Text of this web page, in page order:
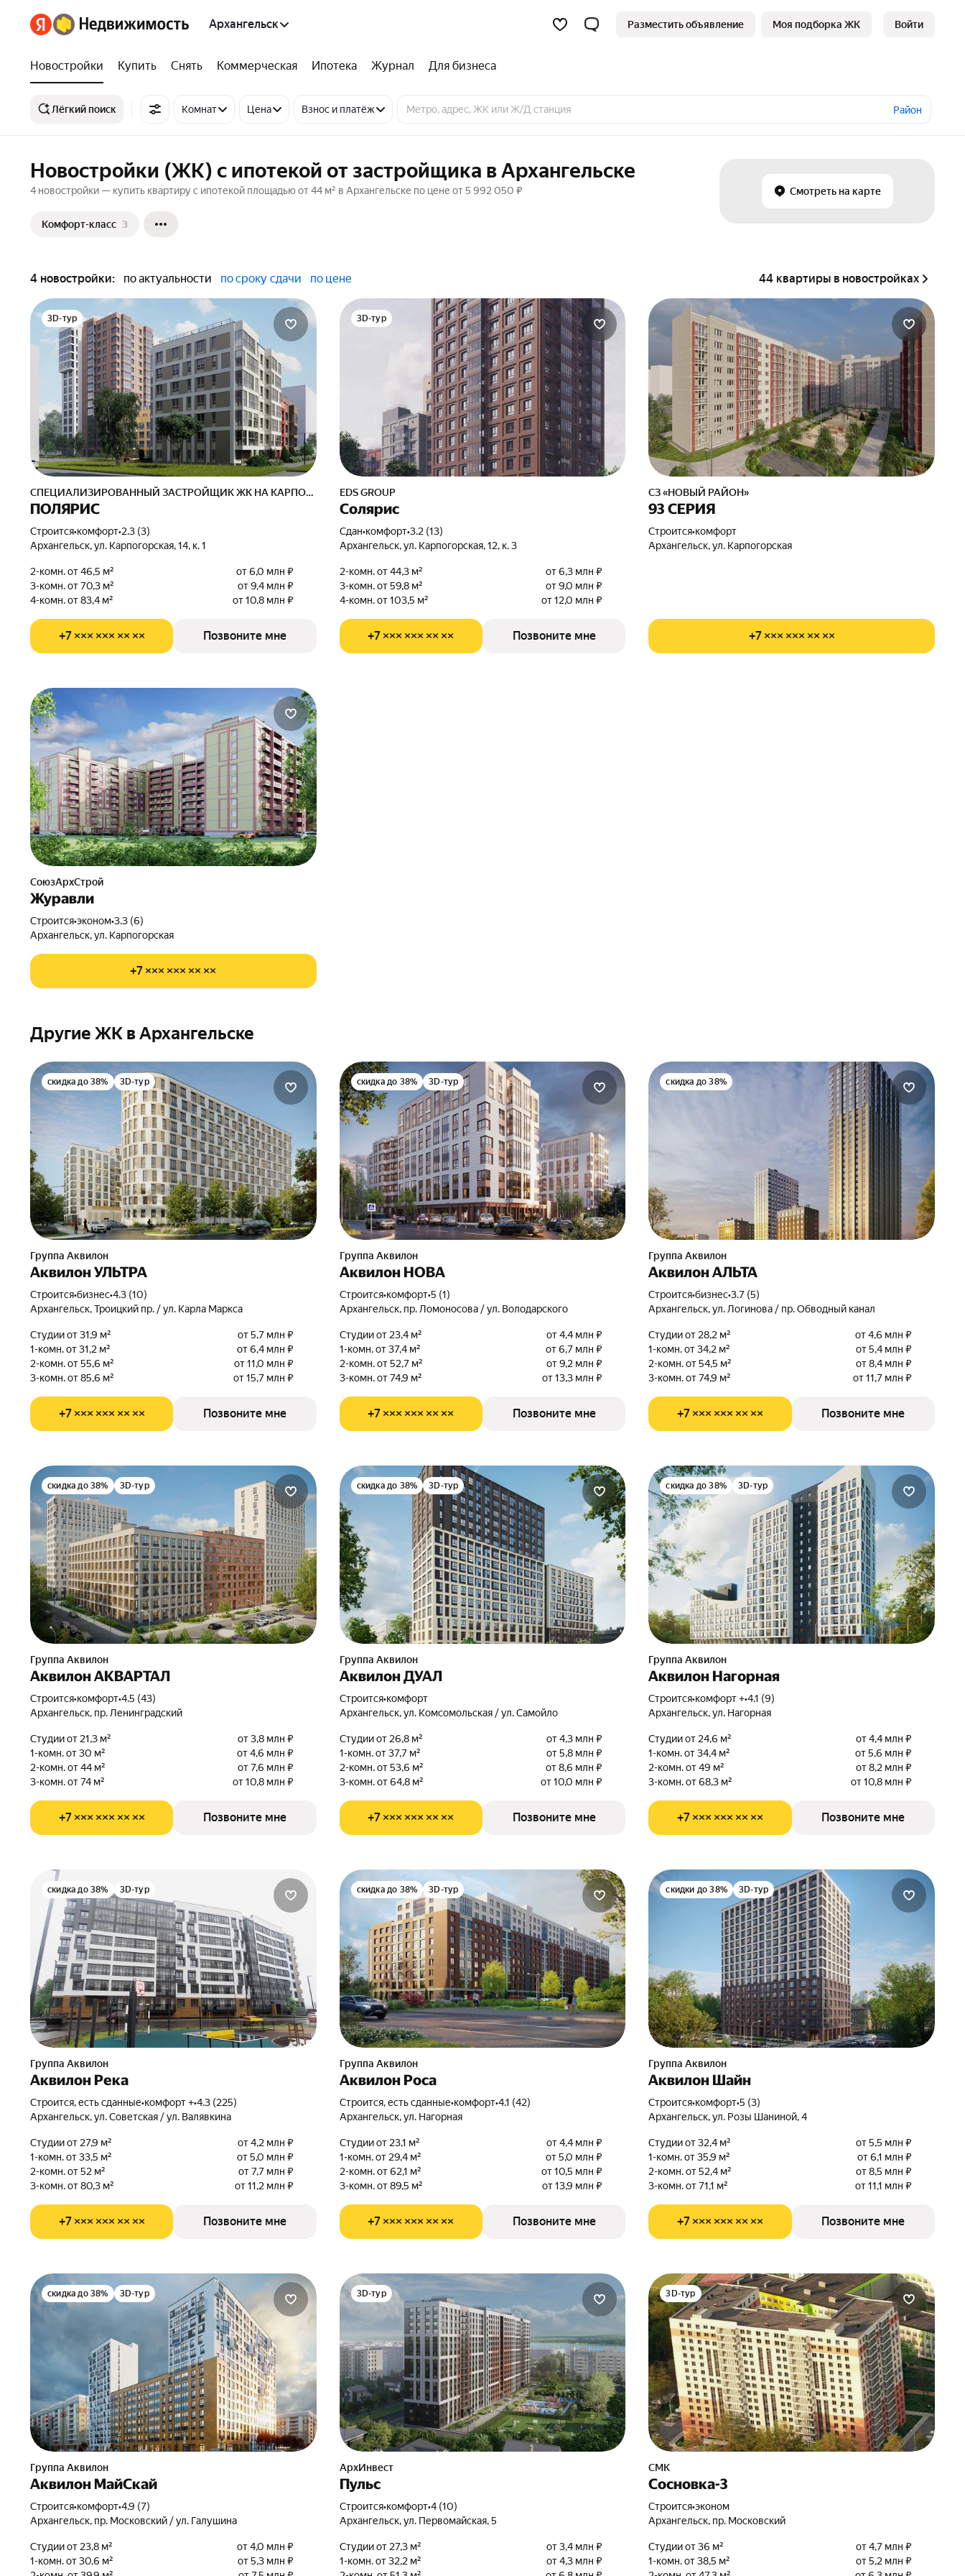
Архангельск Разместить объявление Моя подборка ЖК Войти
Новостройки Купить Снять Коммерческая Ипотека Журнал Для бизнеса
Лёгкий поиск Комнат Цена Взнос и платёж Район
Новостройки (ЖК) с ипотекой от застройщика в Архангельске
4 новостройки — купить квартиру с ипотекой площадью от 44 м² в Архангельске по цене от 5 992 050 ₽
Комфорт-класс 3
Смотреть на карте
4 новостройки: по актуальности по сроку сдачи по цене 44 квартиры в новостройках
3D-тур
СПЕЦИАЛИЗИРОВАННЫЙ ЗАСТРОЙЩИК ЖК НА КАРПОГОРСКОЙ
ПОЛЯРИС
Строится•комфорт•2.3 (3)
Архангельск, ул. Карпогорская, 14, к. 1
2-комн. от 46,5 м²
от 6,0 млн ₽
3-комн. от 70,3 м²
от 9,4 млн ₽
4-комн. от 83,4 м²
от 10,8 млн ₽
+7 ××× ××× ×× ×× Позвоните мне
3D-тур
EDS GROUP
Солярис
Сдан•комфорт•3.2 (13)
Архангельск, ул. Карпогорская, 12, к. 3
2-комн. от 44,3 м²
от 6,3 млн ₽
3-комн. от 59,8 м²
от 9,0 млн ₽
4-комн. от 103,5 м²
от 12,0 млн ₽
+7 ××× ××× ×× ×× Позвоните мне
СЗ «НОВЫЙ РАЙОН»
93 СЕРИЯ
Строится•комфорт
Архангельск, ул. Карпогорская
+7 ××× ××× ×× ××
СоюзАрхСтрой
Журавли
Строится•эконом•3.3 (6)
Архангельск, ул. Карпогорская
+7 ××× ××× ×× ××
Другие ЖК в Архангельске
скидка до 38% 3D-тур
Группа Аквилон
Аквилон УЛЬТРА
Строится•бизнес•4.3 (10)
Архангельск, Троицкий пр. / ул. Карла Маркса
Студии от 31,9 м²
от 5,7 млн ₽
1-комн. от 31,2 м²
от 6,4 млн ₽
2-комн. от 55,6 м²
от 11,0 млн ₽
3-комн. от 85,6 м²
от 15,7 млн ₽
+7 ××× ××× ×× ×× Позвоните мне
скидка до 38% 3D-тур
Группа Аквилон
Аквилон НОВА
Строится•комфорт•5 (1)
Архангельск, пр. Ломоносова / ул. Володарского
Студии от 23,4 м²
от 4,4 млн ₽
1-комн. от 37,4 м²
от 6,7 млн ₽
2-комн. от 52,7 м²
от 9,2 млн ₽
3-комн. от 74,9 м²
от 13,3 млн ₽
+7 ××× ××× ×× ×× Позвоните мне
скидка до 38%
Группа Аквилон
Аквилон АЛЬТА
Строится•бизнес•3.7 (5)
Архангельск, ул. Логинова / пр. Обводный канал
Студии от 28,2 м²
от 4,6 млн ₽
1-комн. от 34,2 м²
от 5,4 млн ₽
2-комн. от 54,5 м²
от 8,4 млн ₽
3-комн. от 74,9 м²
от 11,7 млн ₽
+7 ××× ××× ×× ×× Позвоните мне
скидка до 38% 3D-тур
Группа Аквилон
Аквилон АКВАРТАЛ
Строится•комфорт•4.5 (43)
Архангельск, пр. Ленинградский
Студии от 21,3 м²
от 3,8 млн ₽
1-комн. от 30 м²
от 4,6 млн ₽
2-комн. от 44 м²
от 7,6 млн ₽
3-комн. от 74 м²
от 10,8 млн ₽
+7 ××× ××× ×× ×× Позвоните мне
скидка до 38% 3D-тур
Группа Аквилон
Аквилон ДУАЛ
Строится•комфорт
Архангельск, ул. Комсомольская / ул. Самойло
Студии от 26,8 м²
от 4,3 млн ₽
1-комн. от 37,7 м²
от 5,8 млн ₽
2-комн. от 53,6 м²
от 8,6 млн ₽
3-комн. от 64,8 м²
от 10,0 млн ₽
+7 ××× ××× ×× ×× Позвоните мне
скидка до 38% 3D-тур
Группа Аквилон
Аквилон Нагорная
Строится•комфорт +•4.1 (9)
Архангельск, ул. Нагорная
Студии от 24,6 м²
от 4,4 млн ₽
1-комн. от 34,4 м²
от 5,6 млн ₽
2-комн. от 49 м²
от 8,2 млн ₽
3-комн. от 68,3 м²
от 10,8 млн ₽
+7 ××× ××× ×× ×× Позвоните мне
скидка до 38% 3D-тур
Группа Аквилон
Аквилон Река
Строится, есть сданные•комфорт +•4.3 (225)
Архангельск, ул. Советская / ул. Валявкина
Студии от 27,9 м²
от 4,2 млн ₽
1-комн. от 33,5 м²
от 5,0 млн ₽
2-комн. от 52 м²
от 7,7 млн ₽
3-комн. от 80,3 м²
от 11,2 млн ₽
+7 ××× ××× ×× ×× Позвоните мне
скидка до 38% 3D-тур
Группа Аквилон
Аквилон Роса
Строится, есть сданные•комфорт•4.1 (42)
Архангельск, ул. Нагорная
Студии от 23,1 м²
от 4,4 млн ₽
1-комн. от 29,4 м²
от 5,0 млн ₽
2-комн. от 62,1 м²
от 10,5 млн ₽
3-комн. от 89,5 м²
от 13,9 млн ₽
+7 ××× ××× ×× ×× Позвоните мне
скидки до 38% 3D-тур
Группа Аквилон
Аквилон Шайн
Строится•комфорт•5 (3)
Архангельск, ул. Розы Шаниной, 4
Студии от 32,4 м²
от 5,5 млн ₽
1-комн. от 35,9 м²
от 6,1 млн ₽
2-комн. от 52,4 м²
от 8,5 млн ₽
3-комн. от 71,1 м²
от 11,1 млн ₽
+7 ××× ××× ×× ×× Позвоните мне
скидка до 38% 3D-тур
Группа Аквилон
Аквилон МайСкай
Строится•комфорт•4.9 (7)
Архангельск, пр. Московский / ул. Галушина
Студии от 23,8 м²
от 4,0 млн ₽
1-комн. от 30,6 м²
от 5,3 млн ₽
3D-тур
АрхИнвест
Пульс
Строится•комфорт•4 (10)
Архангельск, ул. Первомайская, 5
Студии от 27,3 м²
от 3,4 млн ₽
1-комн. от 32,2 м²
от 4,3 млн ₽
3D-тур
СМК
Сосновка-3
Строится•эконом
Архангельск, пр. Московский
Студии от 36 м²
от 4,7 млн ₽
1-комн. от 38,5 м²
от 5,2 млн ₽